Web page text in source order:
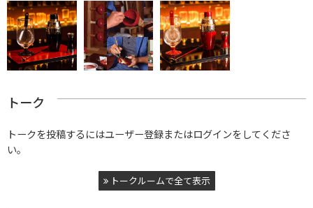
トーク
トークを投稿するにはユーザー登録またはログインをしてくださ
い。
トークルームで全て表示